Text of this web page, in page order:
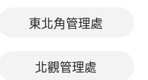
東北角管理處
北觀管理處